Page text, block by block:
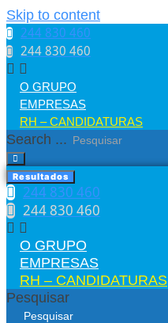
Skip to content
244 830 460​
244 830 460​
O GRUPO
EMPRESAS
RH – CANDIDATURAS
Search ...
Resultados
244 830 460​
244 830 460​
O GRUPO
EMPRESAS
RH – CANDIDATURAS
Pesquisar